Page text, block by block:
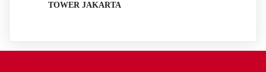
TOWER JAKARTA